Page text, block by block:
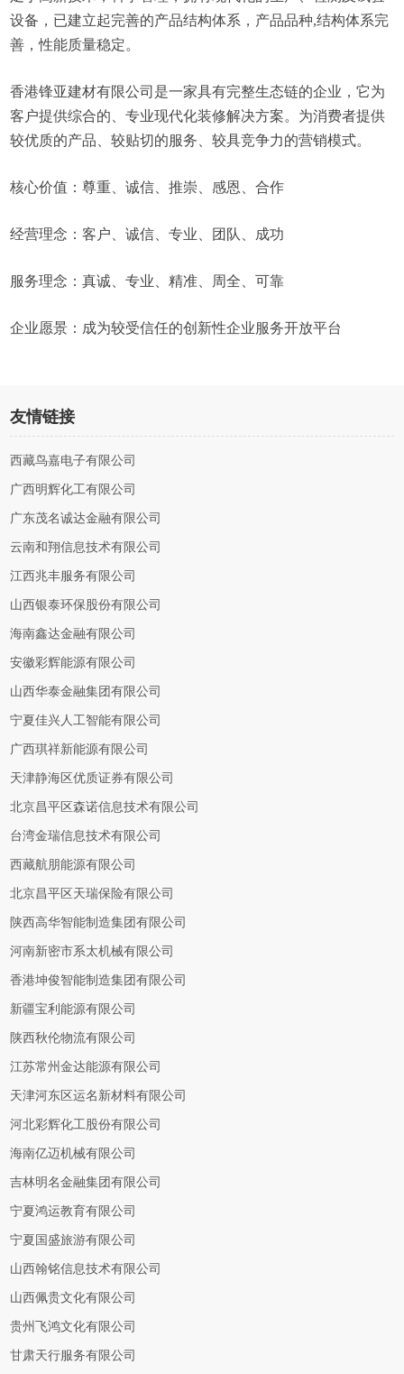
设备，已建立起完善的产品结构体系，产品品种,结构体系完
善，性能质量稳定。
香港锋亚建材有限公司是一家具有完整生态链的企业，它为
客户提供综合的、专业现代化装修解决方案。为消费者提供
较优质的产品、较贴切的服务、较具竞争力的营销模式。
核心价值：尊重、诚信、推崇、感恩、合作
经营理念：客户、诚信、专业、团队、成功
服务理念：真诚、专业、精准、周全、可靠
企业愿景：成为较受信任的创新性企业服务开放平台
友情链接
西藏鸟嘉电子有限公司
广西明辉化工有限公司
广东茂名诚达金融有限公司
云南和翔信息技术有限公司
江西兆丰服务有限公司
山西银泰环保股份有限公司
海南鑫达金融有限公司
安徽彩辉能源有限公司
山西华泰金融集团有限公司
宁夏佳兴人工智能有限公司
广西琪祥新能源有限公司
天津静海区优质证券有限公司
北京昌平区森诺信息技术有限公司
台湾金瑞信息技术有限公司
西藏航朋能源有限公司
北京昌平区天瑞保险有限公司
陕西高华智能制造集团有限公司
河南新密市系太机械有限公司
香港坤俊智能制造集团有限公司
新疆宝利能源有限公司
陕西秋伦物流有限公司
江苏常州金达能源有限公司
天津河东区运名新材料有限公司
河北彩辉化工股份有限公司
海南亿迈机械有限公司
吉林明名金融集团有限公司
宁夏鸿运教育有限公司
宁夏国盛旅游有限公司
山西翰铭信息技术有限公司
山西佩贵文化有限公司
贵州飞鸿文化有限公司
甘肃天行服务有限公司